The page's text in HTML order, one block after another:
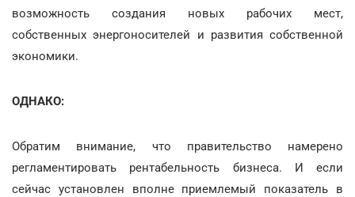
возможность создания новых рабочих мест,
собственных энергоносителей и развития собственной
экономики.
ОДНАКО:
Обратим внимание, что правительство намерено
регламентировать рентабельность бизнеса. И если
сейчас установлен вполне приемлемый показатель в